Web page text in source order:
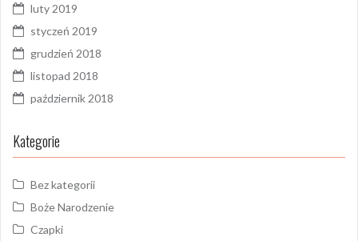
luty 2019
styczeń 2019
grudzień 2018
listopad 2018
październik 2018
Kategorie
Bez kategorii
Boże Narodzenie
Czapki